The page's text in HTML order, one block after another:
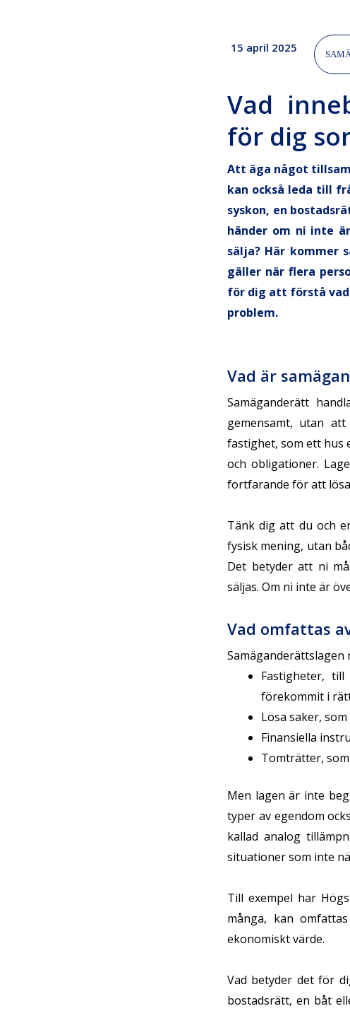
15 april 2025
Vad
för dig
Att äga något
kan också leda till
syskon, en
händer om ni inte
sälja? Här kommer
gäller när flera
för dig att förstå vad
problem.
Vad är
Samäganderätt
gemensamt, utan
fastighet, som ett hus
och obligationer.
fortfarande för att
Tänk dig att du och
fysisk mening, utan
Det betyder att ni
säljas. Om ni inte är
Vad omfattas
Samäganderättslagen
Fastigheter, till
förekommit i
Lösa saker,
Finansiella
Tomträtter,
Men lagen är inte
typer av egendom
kallad analog
situationer som inte
Till exempel har
många, kan
ekonomiskt värde.
Vad betyder det för
bostadsrätt, en båt